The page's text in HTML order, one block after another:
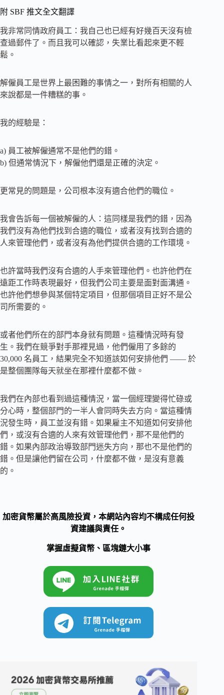
附 SBF 推文全文翻譯
我非常同情政府員工：我自己也已經有好幾百天沒有檢
查過郵件了。而且我可以確認，失業比看起來更不輕
鬆。
解僱員工是世界上最困難的事情之一，對所有相關的人
來說都是一件糟糕的事。
我的經驗是：
a) 員工被解僱通常不是他們的錯。
b) 但通常情況下，解僱他們還是正確的決定。
更常見的問題是，公司根本沒有適合他們的職位。
我會告訴每一個被解僱的人：這同樣是我們的錯，因為
我們沒有為他們找到合適的職位，或者沒有找到合適的
人來管理他們，或者沒有為他們提供合適的工作環境。
也許當時我們沒有合適的人手來管理他們。也許他們在
遠距工作時表現最好，但我們公司主要是面對面溝通。
也許他們想參與某個特定項目，但那個項目正好不是公
司所需要的。
或者他們所在的部門本身就有問題。這種情況時有發
生。我們在競爭對手那裡見過，他們僱用了多餘的
30,000 名員工，結果完全不知道該如何安排他們 —— 於
是整個團隊每天就坐在那裡什麼都不做。
我們在內部也看到過這種情況，當一個經理變得忙碌或
分心時，整個部門的一半人會同時失去方向。當這種情
況發生時，員工並沒有錯。如果雇主不知道如何安排他
們，或沒有合適的人來有效管理他們，那不是他們的
錯。如果內部政治導致部門迷失方向，那也不是他們的
錯。但是讓他們留在公司，什麼都不做，是沒有意義
的。
加密貨幣屬於高風險投資，本網站內容均不構成任何投
資建議與責任。
掌握虛擬貨幣、區塊鏈大小事